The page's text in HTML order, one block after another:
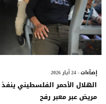
إضآءات- 24 أيار 2026
مريض عبر معبر رفح